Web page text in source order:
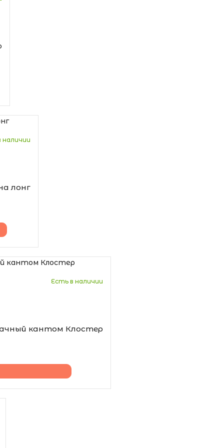
наличии
лонг
Есть в наличии
кантом Клостер